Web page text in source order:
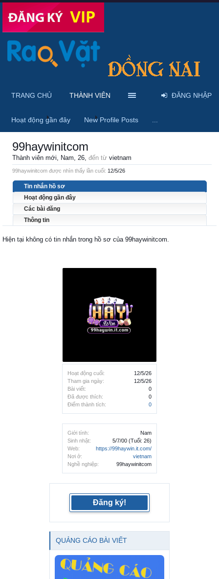
Trang chủ Thành viên 99haywinitcom
Hoạt động cuối:
12/5/26
Tham gia ngày:
12/5/26
Bài viết:
0
Đã được thích:
0
Điểm thành tích:
0
Giới tính:
Nam
Sinh nhật:
5/7/00 (Tuổi: 26)
Web:
https://99haywin.it.com/
Nơi ở:
vietnam
Nghề nghiệp:
99haywinitcom
99haywinitcom
Thành viên mới, Nam, 26, đến từ vietnam
99haywinitcom được nhìn thấy lần cuối: 12/5/26
Tin nhắn hồ sơ
Hoạt động gần đây
Các bài đăng
Thông tin
Hiện tại không có tin nhắn trong hồ sơ của 99haywinitcom.
Đăng ký!
QUẢNG CÁO BÀI VIẾT
TRANG CHỦ THÀNH VIÊN
Hoạt động gần đây New Profile Posts
ĐĂNG NHẬP